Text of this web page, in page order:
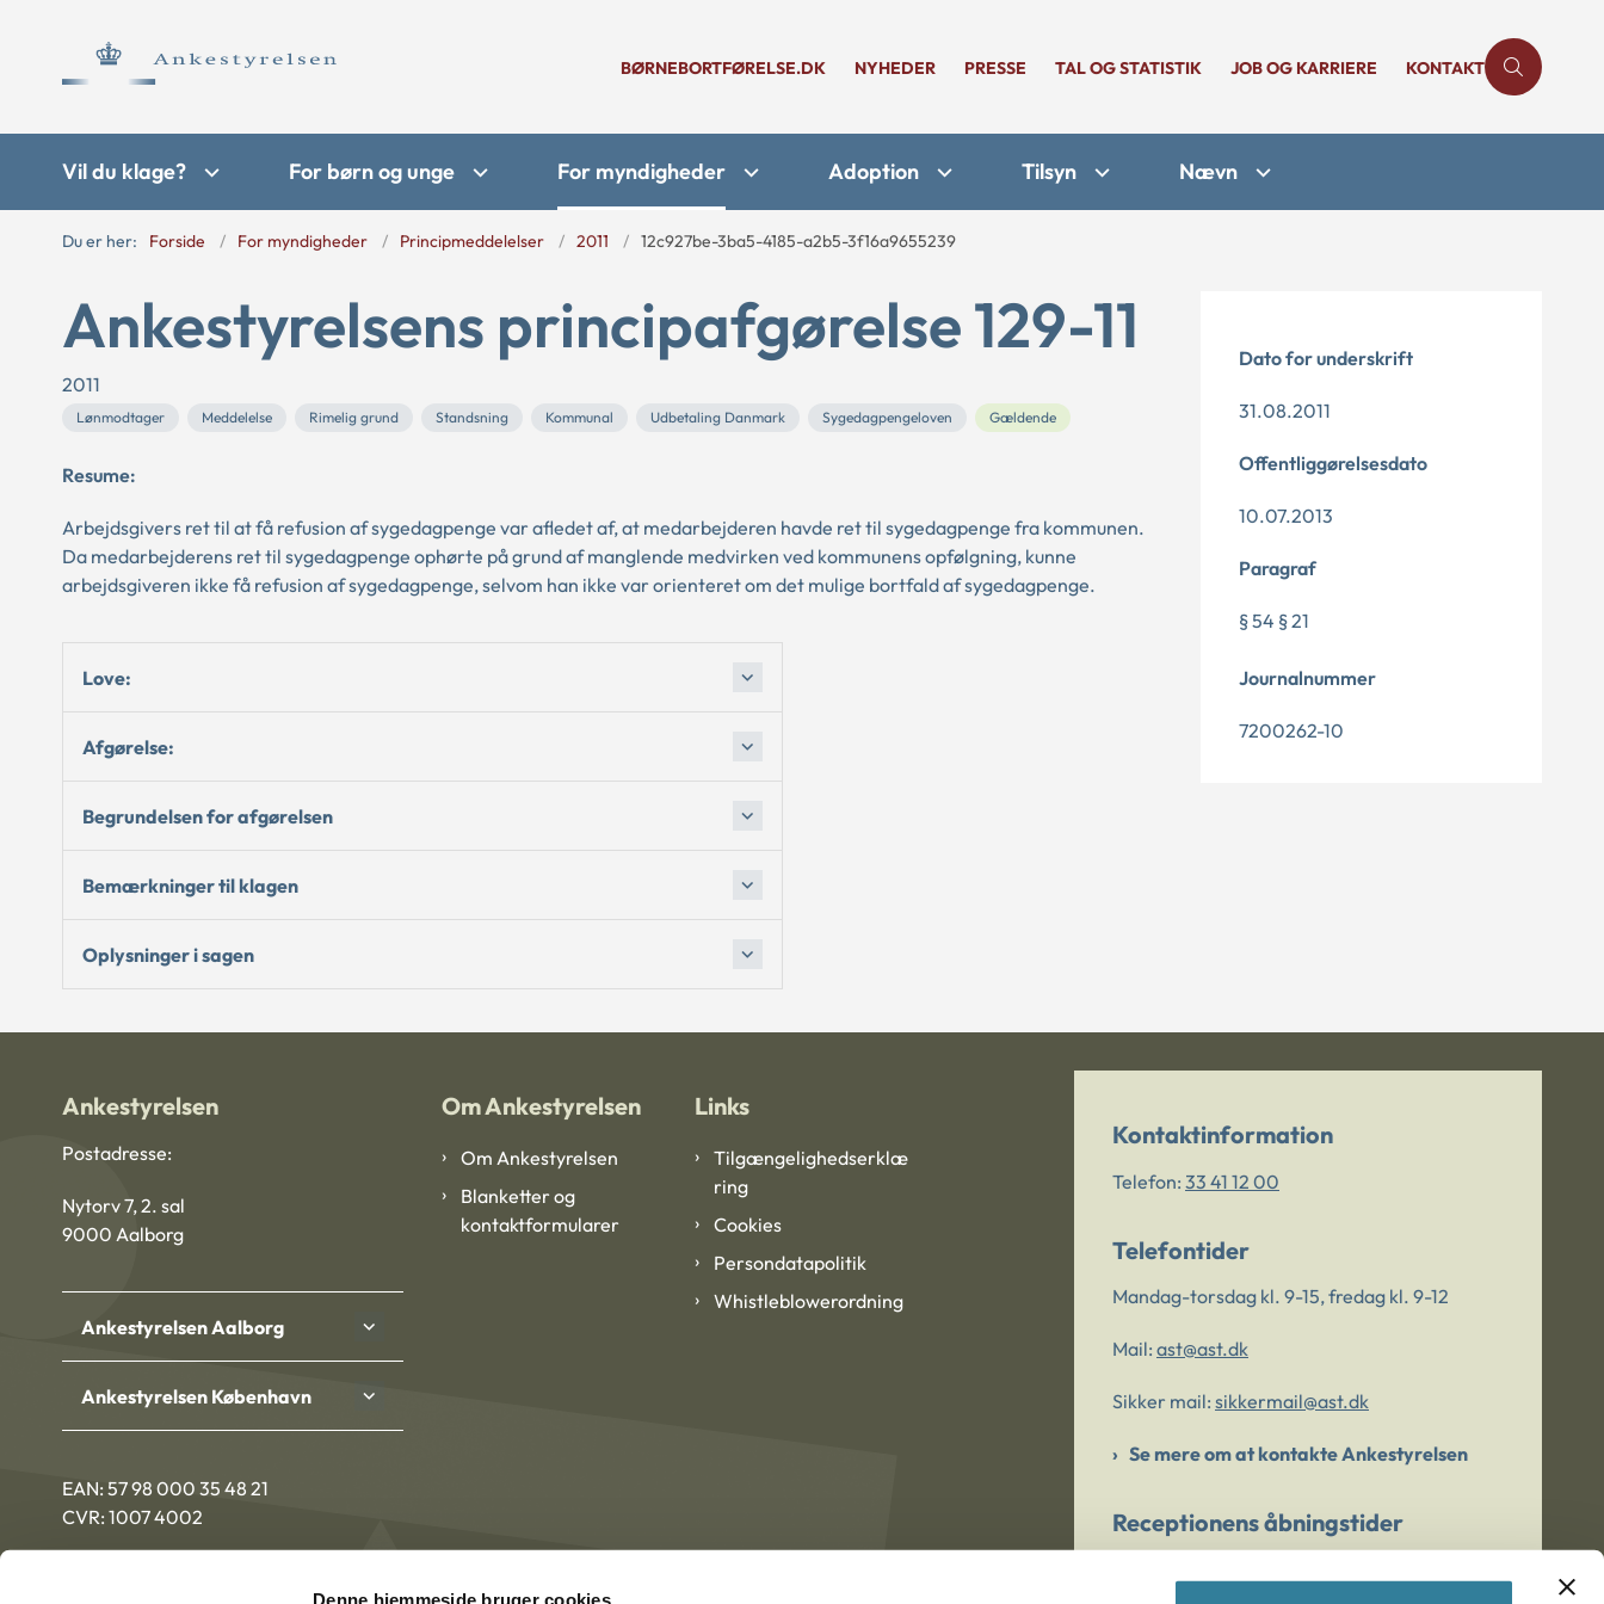
Denne hjemmeside bruger cookies
BØRNEBORTFØRELSE.DK NYHEDER PRESSE TAL OG STATISTIK JOB OG KARRIERE KONTAKT
Vil du klage? For børn og unge For myndigheder Adoption Tilsyn Nævn
Du er her: Forside For myndigheder Principmeddelelser 2011 12c927be-3ba5-4185-a2b5-3f16a9655239
Ankestyrelsens principafgørelse 129-11
2011
Lønmodtager Meddelelse Rimelig grund Standsning Kommunal Udbetaling Danmark Sygedagpengeloven Gældende
Resume:
Arbejdsgivers ret til at få refusion af sygedagpenge var afledet af, at medarbejderen havde ret til sygedagpenge fra kommunen.
Da medarbejderens ret til sygedagpenge ophørte på grund af manglende medvirken ved kommunens opfølgning, kunne
arbejdsgiveren ikke få refusion af sygedagpenge, selvom han ikke var orienteret om det mulige bortfald af sygedagpenge.
Love:
Afgørelse:
Begrundelsen for afgørelsen
Bemærkninger til klagen
Oplysninger i sagen
Dato for underskrift
31.08.2011
Offentliggørelsesdato
10.07.2013
Paragraf
§ 54 § 21
Journalnummer
7200262-10
Ankestyrelsen
Postadresse:
Nytorv 7, 2. sal
9000 Aalborg
Ankestyrelsen Aalborg
Ankestyrelsen København
EAN: 57 98 000 35 48 21
CVR: 1007 4002
Om Ankestyrelsen
Om Ankestyrelsen
Blanketter og
kontaktformularer
Links
Tilgængelighedserklæ
ring
Cookies
Persondatapolitik
Whistleblowerordning
Kontaktinformation
Telefon: 33 41 12 00
Telefontider
Mandag-torsdag kl. 9-15, fredag kl. 9-12
Mail: ast@ast.dk
Sikker mail: sikkermail@ast.dk
Se mere om at kontakte Ankestyrelsen
Receptionens åbningstider